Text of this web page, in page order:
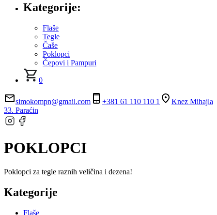
Kategorije:
Flaše
Tegle
Čaše
Poklopci
Čepovi i Pampuri
0
simokompn@gmail.com +381 61 110 110 1
Knez Mihajla
33. Paraćin
POKLOPCI
Poklopci za tegle raznih veličina i dezena!
Kategorije
Flaše